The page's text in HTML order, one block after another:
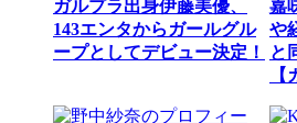
ガルプラ出身伊藤美優、
143エンタからガールグル
ープとしてデビュー決定！
嘉
や
と
【